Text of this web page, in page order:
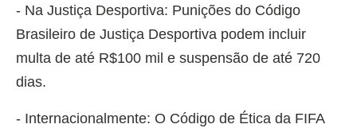
- Na Justiça Desportiva: Punições do Código
Brasileiro de Justiça Desportiva podem incluir
multa de até R$100 mil e suspensão de até 720
dias.
- Internacionalmente: O Código de Ética da FIFA